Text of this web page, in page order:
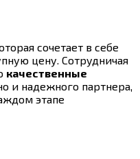
сочетает в себе
цену. Сотрудничая
качественные
и надежного партнера,
этапе